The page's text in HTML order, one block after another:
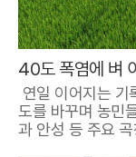
40도 폭염에 벼
연일 이어지는 기
도를 바꾸며 농민
과 안성 등 주요